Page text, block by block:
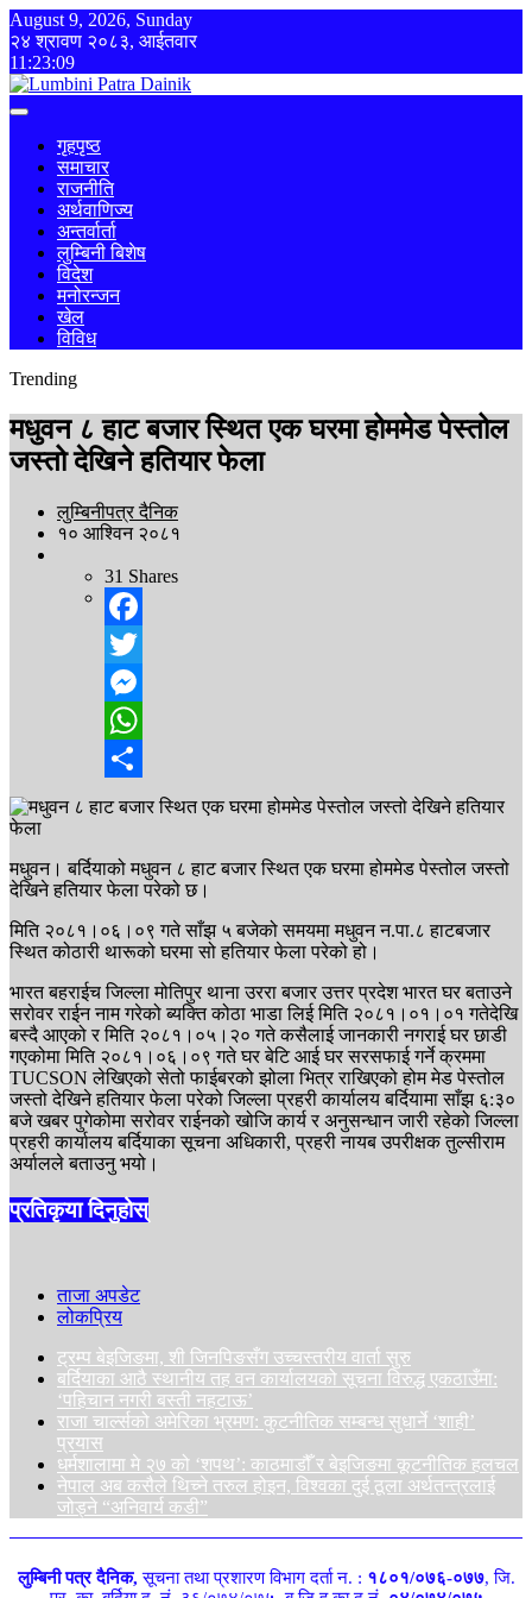
August 9, 2026, Sunday
२४ श्रावण २०८३, आईतवार
11:23:09
गृहपृष्ठ
समाचार
राजनीति
अर्थवाणिज्य
अन्तर्वार्ता
लुम्बिनी बिशेष
विदेश
मनोरन्जन
खेल
विविध
Trending
मधुवन ८ हाट बजार स्थित एक घरमा होममेड पेस्तोल
जस्तो देखिने हतियार फेला
लुम्बिनीपत्र दैनिक
१० आश्विन २०८१
31 Shares
Facebook
Twitter
Messenger
WhatsApp
मधुवन। बर्दियाको मधुवन ८ हाट बजार स्थित एक घरमा होममेड पेस्तोल जस्तो
देखिने हतियार फेला परेको छ।
मिति २०८१।०६।०९ गते साँझ ५ बजेको समयमा मधुवन न.पा.८ हाटबजार
स्थित कोठारी थारूको घरमा सो हतियार फेला परेको हो।
भारत बहराईच जिल्ला मोतिपुर थाना उररा बजार उत्तर प्रदेश भारत घर बताउने
सरोवर राईन नाम गरेको ब्यक्ति कोठा भाडा लिई मिति २०८१।०१।०१ गतेदेखि
बस्दै आएको र मिति २०८१।०५।२० गते कसैलाई जानकारी नगराई घर छाडी
गएकोमा मिति २०८१।०६।०९ गते घर बेटि आई घर सरसफाई गर्ने क्रममा
TUCSON लेखिएको सेतो फाईबरको झोला भित्र राखिएको होम मेड पेस्तोल
जस्तो देखिने हतियार फेला परेको जिल्ला प्रहरी कार्यालय बर्दियामा साँझ ६:३०
बजे खबर पुगेकोमा सरोवर राईनको खोजि कार्य र अनुसन्धान जारी रहेको जिल्ला
प्रहरी कार्यालय बर्दियाका सूचना अधिकारी, प्रहरी नायब उपरीक्षक तुल्सीराम
अर्यालले बताउनु भयो।
प्रतिकृया दिनुहोस्
ताजा अपडेट
लोकप्रिय
ट्रम्प बेइजिङमा, शी जिनपिङसँग उच्चस्तरीय वार्ता सुरु
बर्दियाका आठै स्थानीय तह वन कार्यालयको सूचना विरुद्ध एकठाउँमा:
‘पहिचान नगरी बस्ती नहटाऊ’
राजा चार्ल्सको अमेरिका भ्रमण: कुटनीतिक सम्बन्ध सुधार्ने ‘शाही’
प्रयास
धर्मशालामा मे २७ को ‘शपथ’: काठमाडौँ र बेइजिङमा कूटनीतिक हलचल
नेपाल अब कसैले थिच्ने तरुल होइन, विश्वका दुई ठूला अर्थतन्त्रलाई
जोड्ने “अनिवार्य कडी”
लुम्बिनी पत्र दैनिक,सूचना तथा प्रशारण विभाग दर्ता न. : १८०१/०७६-०७७, जि.